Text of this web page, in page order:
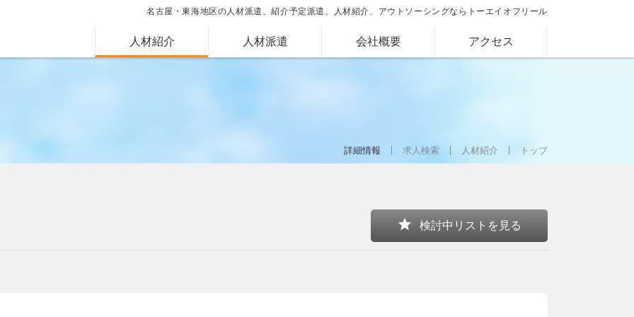
名古屋・東海地区の人材派遣、紹介予定派遣、人材紹介、アウトソーシングならトーエイオフリール
人材紹介 人材派遣 会社概要 アクセス
トップ
人材紹介
求人検索
詳細情報
star 検討中リストを見る